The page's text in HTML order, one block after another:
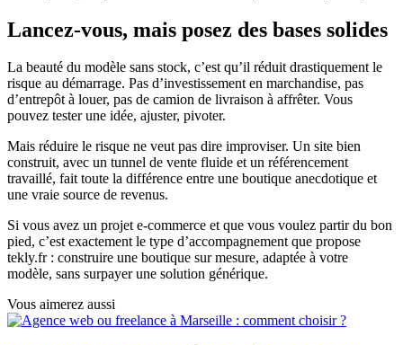
Lancez-vous, mais posez des bases solides
La beauté du modèle sans stock, c’est qu’il réduit drastiquement le
risque au démarrage. Pas d’investissement en marchandise, pas
d’entrepôt à louer, pas de camion de livraison à affrêter. Vous
pouvez tester une idée, ajuster, pivoter.
Mais réduire le risque ne veut pas dire improviser. Un site bien
construit, avec un tunnel de vente fluide et un référencement
travaillé, fait toute la différence entre une boutique anecdotique et
une vraie source de revenus.
Si vous avez un projet e-commerce et que vous voulez partir du bon
pied, c’est exactement le type d’accompagnement que propose
tekly.fr : construire une boutique sur mesure, adaptée à votre
modèle, sans surpayer une solution générique.
Vous aimerez aussi